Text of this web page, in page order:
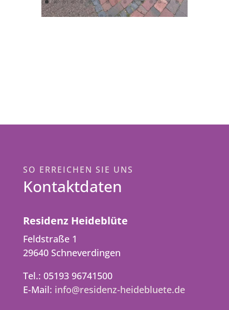
SO ERREICHEN SIE UNS
Kontaktdaten
Residenz Heideblüte
Feldstraße 1
29640 Schneverdingen
Tel.: 05193 96741500
E-Mail: info@residenz-heidebluete.de